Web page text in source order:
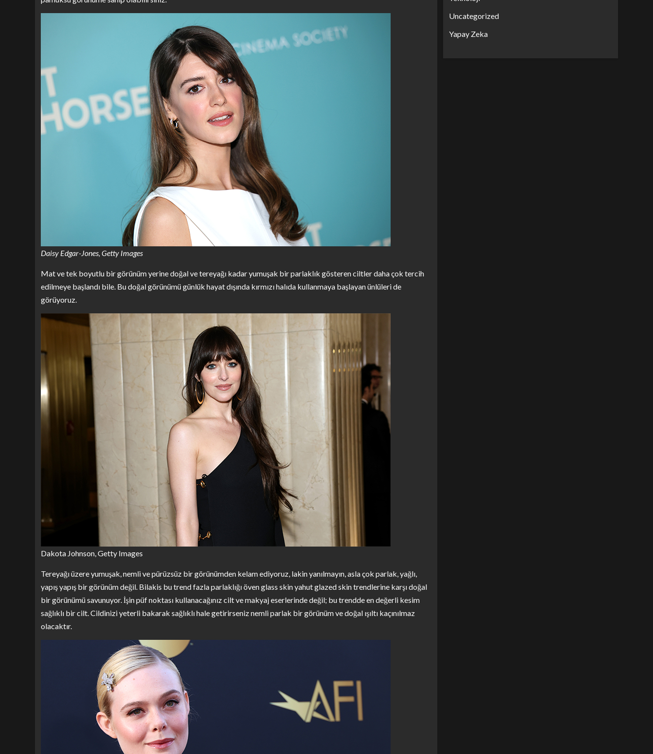
Daisy Edgar-Jones, Getty Images
Mat ve tek boyutlu bir görünüm yerine doğal ve tereyağı kadar yumuşak bir parlaklık gösteren ciltler daha çok tercih
edilmeye başlandı bile. Bu doğal görünümü günlük hayat dışında kırmızı halıda kullanmaya başlayan ünlüleri de
görüyoruz.
Dakota Johnson, Getty Images
Tereyağı üzere yumuşak, nemli ve pürüzsüz bir görünümden kelam ediyoruz, lakin yanılmayın, asla çok parlak, yağlı,
yapış yapış bir görünüm değil. Bilakis bu trend fazla parlaklığı öven glass skin yahut glazed skin trendlerine karşı doğal
bir görünümü savunuyor. İşin püf noktası kullanacağınız cilt ve makyaj eserlerinde değil; bu trendde en değerli kesim
sağlıklı bir cilt. Cildinizi yeterli bakarak sağlıklı hale getirirseniz nemli parlak bir görünüm ve doğal ışıltı kaçınılmaz
olacaktır.
Uncategorized
Yapay Zeka